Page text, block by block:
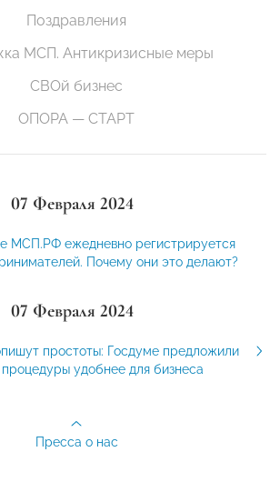
Поздравления
МСП. Антикризисные меры
СВОй бизнес
ОПОРА — СТАРТ
07 Февраля 2024
МСП.РФ ежедневно регистрируется
Почему они это делают?
07 Февраля 2024
простоты: Госдуме предложили
процедуры удобнее для бизнеса
Пресса о нас